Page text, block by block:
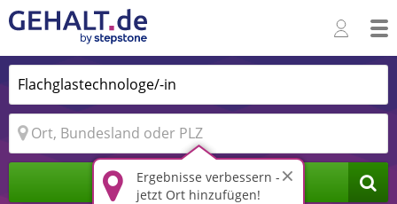
Ergebnisse verbessern -
jetzt Ort hinzufügen!
Jobs finden